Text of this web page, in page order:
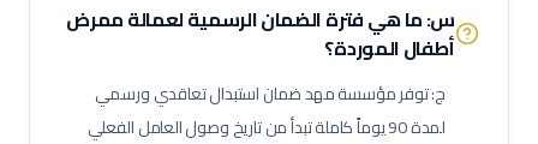
مدير مشاريع
مهندس موقع
حاسب كميات
طاهي / شيف محترف
مقدم طعام / ويتر
مشرف خدمات غرف
عامل نظافة تجارية عامل تعبئة وتغليف
س: ما هي فترة الضمان الرسمية لعمالةممرض
أطفالالموردة؟
ج: توفر مؤسسة مهد ضمان استبدال تعاقدي ورسمي
لمدة 90 يوماً كاملة تبدأ من تاريخ وصول العامل الفعلي